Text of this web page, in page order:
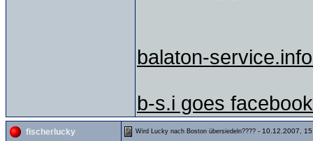
balaton-
b-s.i goes facebook
fischerlucky Wird Lucky nach Boston übersiedeln???? - 10.12.2007,